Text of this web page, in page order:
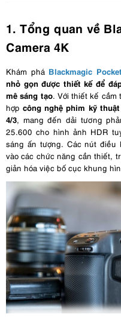
1. Tổng quan về
Camera 4K
Khám phá Blackmagic
nhỏ gọn được thiết kế để
mê sáng tạo. Với thiết kế cầm
hợp công nghệ phim kỹ
4/3, mang đến dải tương
25.600 cho hình ảnh HDR
sáng ấn tượng. Các nút điều
vào các chức năng cần thiết,
giản hóa việc bố cục khung